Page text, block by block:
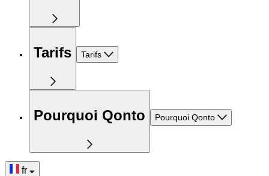
Tarifs Tarifs
Pourquoi Qonto Pourquoi Qonto
fr